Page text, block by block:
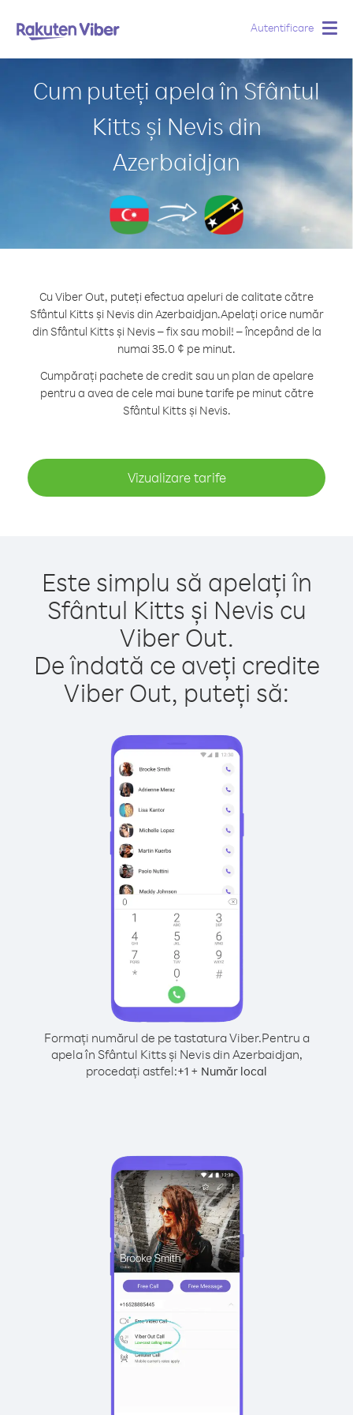
Autentificare
Cum puteți apela în Sfântul
Kitts și Nevis din
Azerbaidjan
Cu Viber Out, puteți efectua apeluri de calitate către
Sfântul Kitts și Nevis din Azerbaidjan.Apelați orice număr
din Sfântul Kitts și Nevis – fix sau mobil! – începând de la
numai 35.0 ¢ pe minut.
Cumpărați pachete de credit sau un plan de apelare
pentru a avea de cele mai bune tarife pe minut către
Sfântul Kitts și Nevis.
Vizualizare tarife
Este simplu să apelați în
Sfântul Kitts și Nevis cu
Viber Out.
De îndată ce aveți credite
Viber Out, puteți să:
Formați numărul de pe tastatura Viber.Pentru a
apela în Sfântul Kitts și Nevis din Azerbaidjan,
procedați astfel:+1 + Număr local